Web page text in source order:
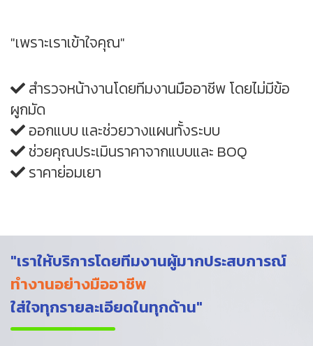
"เพราะเราเข้าใจคุณ"
สำรวจหน้างานโดยทีมงานมืออาชีพ โดยไม่มีข้อ
ผูกมัด
ออกแบบ และช่วยวางแผนทั้งระบบ
ช่วยคุณประเมินราคาจากแบบและ BOQ
ราคาย่อมเยา
"เราให้บริการโดยทีมงานผู้มากประสบการณ์
ทำงานอย่างมืออาชีพ
ใส่ใจทุกรายละเอียดในทุกด้าน"